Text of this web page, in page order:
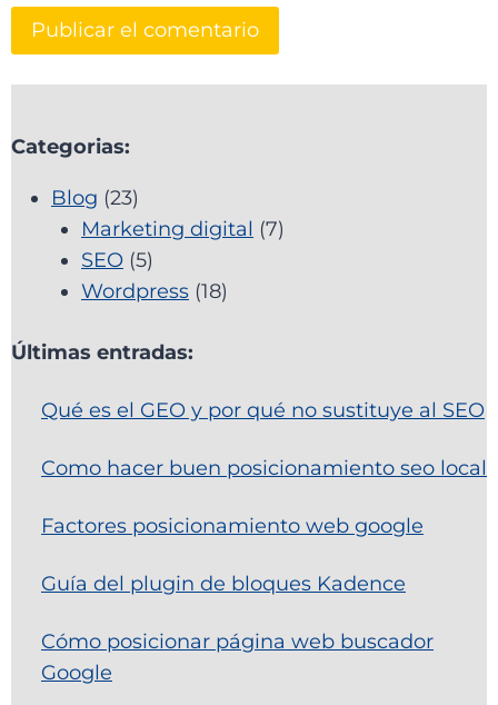
Categorias:
Blog (23)
Marketing digital (7)
SEO (5)
Wordpress (18)
Últimas entradas:
Qué es el GEO y por qué no sustituye al SEO
Como hacer buen posicionamiento seo local
Factores posicionamiento web google
Guía del plugin de bloques Kadence
Cómo posicionar página web buscador
Google